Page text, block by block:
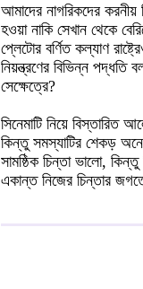
আমাদের নাগরিকদের করনীয়
হওয়া নাকি সেখান থেকে
প্লেটোর বর্ণিত কল্যাণ
নিয়ন্ত্রণের বিভিন্ন পদ্ধতি
সেক্ষেত্রে?
সিনেমাটি নিয়ে
কিন্তু সমস্যাটির শেকড়
সামষ্ঠিক চিন্তা ভালো,
একান্ত নিজের চিন্তার